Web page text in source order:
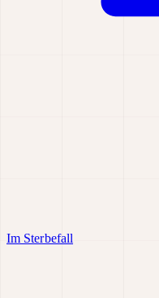
Im Sterbefall